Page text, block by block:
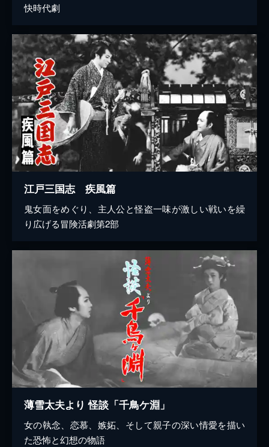
快時代劇
江戸三国志 疾風篇
鬼女面をめぐり、主人公と怪盗一味が激しい戦いを繰
り広げる冒険活劇第2部
薄雪太夫より 怪談「千鳥ケ淵」
女の執念、恋慕、嫉妬、そして親子の深い情愛を描い
た恐怖と幻想の物語